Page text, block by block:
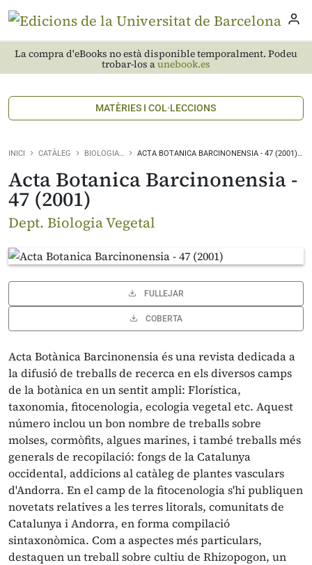
La compra d'eBooks no està disponible temporalment. Podeu
trobar-los aunebook.es
MATÈRIES I COL·LECCIONS
INICI CATÀLEG BIOLOGIA… ACTA BOTANICA BARCINONENSIA - 47 (2001)…
Acta Botanica Barcinonensia -
47 (2001)
Dept. Biologia Vegetal
FULLEJAR
COBERTA
Acta Botànica Barcinonensia és una revista dedicada a
la difusió de treballs de recerca en els diversos camps
de la botànica en un sentit ampli: Florística,
taxonomia, fitocenologia, ecologia vegetal etc. Aquest
número inclou un bon nombre de treballs sobre
molses, cormòfits, algues marines, i també treballs més
generals de recopilació: fongs de la Catalunya
occidental, addicions al catàleg de plantes vasculars
d'Andorra. En el camp de la fitocenologia s'hi publiquen
novetats relatives a les terres litorals, comunitats de
Catalunya i Andorra, en forma compilació
sintaxonòmica. Com a aspectes més particulars,
destaquen un treball sobre cultiu de Rhizopogon, un